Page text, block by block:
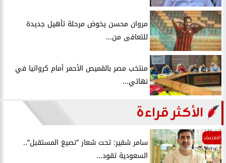
مروان محسن يخوض مرحلة تأهيل جديدة
للتعافى من...
منتخب مصر بالقميص الأحمر أمام كرواتيا في
نهائي...
الأكثر قراءة
الاقتصاد
سامر شقير: تحت شعار ”نصيغ المستقبل”..
السعودية تقود...